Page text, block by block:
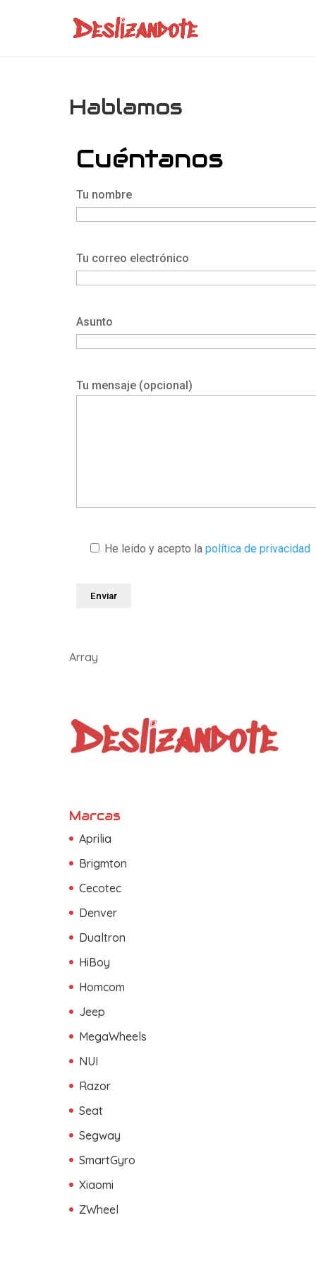
Hablamos
Cuéntanos
Tu nombre
Tu correo electrónico
Asunto
Tu mensaje (opcional)
He leido y acepto la política de privacidad
Array
Marcas
Aprilia
Brigmton
Cecotec
Denver
Dualtron
HiBoy
Homcom
Jeep
MegaWheels
NUI
Razor
Seat
Segway
SmartGyro
Xiaomi
ZWheel